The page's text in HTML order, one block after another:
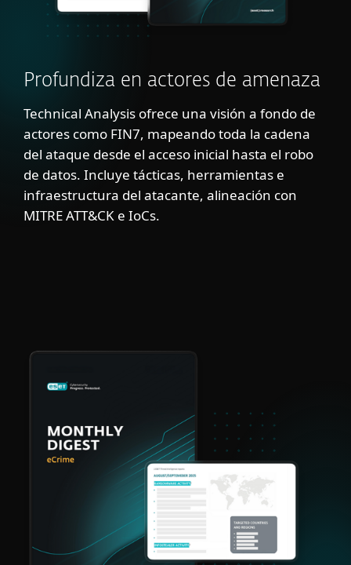
Profundiza en actores de amenaza
Technical Analysis ofrece una visión a fondo de
actores como FIN7, mapeando toda la cadena
del ataque desde el acceso inicial hasta el robo
de datos. Incluye tácticas, herramientas e
infraestructura del atacante, alineación con
MITRE ATT&CK e IoCs.